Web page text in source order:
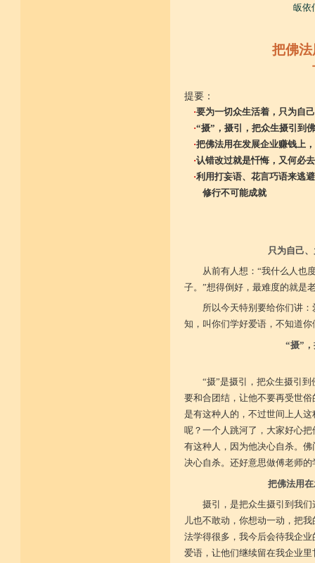
皈依
把佛
提要：
·要为一切众生活着，只为自
·“摄”，摄引，把众生摄引到
·把佛法用在发展企业赚钱上
·认错改过就是忏悔，又何必
·利用打妄语、花言巧语来逃
修行不可能成就
只为自己
从前有人想：“我什么人也
子。”想得倒好，最难度的就是
所以今天特别要给你们讲
知，叫你们学好爱语，不知道你
“摄”
“摄”是摄引，把众生摄引
要和合团结，让他不要再受世
是有这种人的，不过世间上人
呢？一个人跳河了，大家好心
有这种人，因为他决心自杀。
决心自杀。还好意思做傅老师的
把佛法用
摄引，是把众生摄引到我
儿也不敢动，你想动一动，把
法学得很多，我今后会待我企
爱语，让他们继续留在我企业